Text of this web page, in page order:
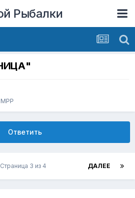
Рыбалки
МРР
Ответить
ДАЛЕЕ
Страница 3 из 4